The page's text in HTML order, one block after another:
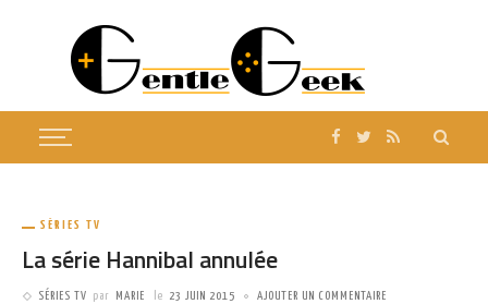
SÉRIES TV
La série Hannibal annulée
SÉRIES TV par MARIE le 23 JUIN 2015
AJOUTER UN COMMENTAIRE